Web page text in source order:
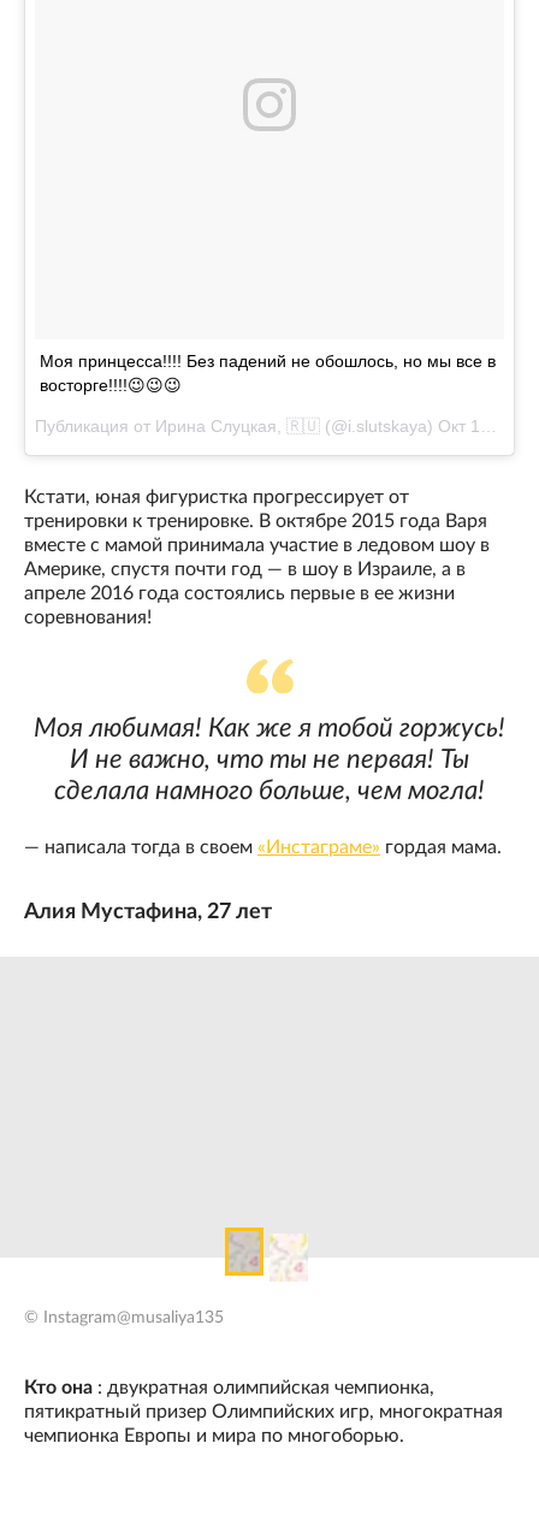
Моя принцесса!!!! Без падений не обошлось, но мы все в
восторге!!!!😉😉😉
Публикация от Ирина Слуцкая, 🇷🇺 (@i.slutskaya) Окт 18 2015 в 1:05 PDT
Кстати, юная фигуристка прогрессирует от
тренировки к тренировке. В октябре 2015 года Варя
вместе с мамой принимала участие в ледовом шоу в
Америке, спустя почти год — в шоу в Израиле, а в
апреле 2016 года состоялись первые в ее жизни
соревнования!
Моя любимая! Как же я тобой горжусь!
И не важно, что ты не первая! Ты
сделала намного больше, чем могла!
— написала тогда в своем «Инстаграме» гордая мама.
Алия Мустафина, 27 лет
© Instagram@musaliya135
Кто она : двукратная олимпийская чемпионка,
пятикратный призер Олимпийских игр, многократная
чемпионка Европы и мира по многоборью.